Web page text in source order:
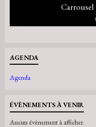
AGENDA
Agenda
ÉVÈNEMENTS À VENIR
Aucun évènement à afficher.